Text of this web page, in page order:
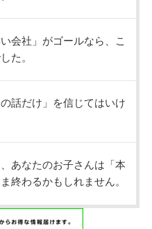
い会社」がゴールなら、こ
た。
の話だけ」を信じてはいけ
あなたのお子さんは「本
終わるかもしれません。